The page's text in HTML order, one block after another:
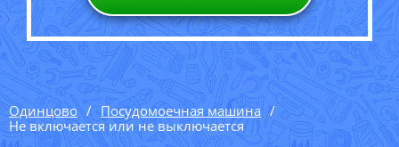
Одинцово
Посудомоечная машина
Не включается или не выключается